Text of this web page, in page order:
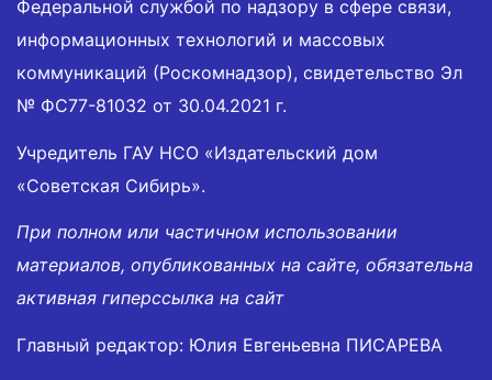
Федеральной службой по надзору в сфере связи,
информационных технологий и массовых
коммуникаций (Роскомнадзор), свидетельство Эл
№ ФС77-81032 от 30.04.2021 г.
Учредитель ГАУ НСО «Издательский дом
«Советская Сибирь».
При полном или частичном использовании
материалов, опубликованных на сайте, обязательна
активная гиперссылка на сайт
Главный редактор: Юлия Евгеньевна ПИСАРЕВА